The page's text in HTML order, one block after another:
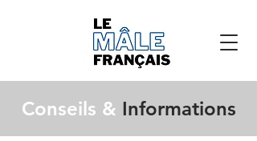
Conseils & Informations